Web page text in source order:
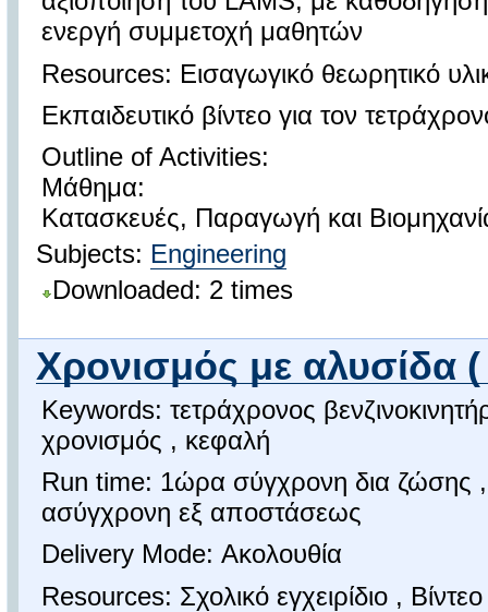
ενεργή συμμετοχή μαθητών
Resources: Εισαγωγικό θεωρητικό
Εκπαιδευτικό βίντεο για τον
Outline of Activities:
Μάθημα:
Κατασκευές, Παραγωγή και
Subjects: Engineering
Downloaded: 2 times
Χρονισμός με αλυσίδα
Keywords: τετράχρονος
χρονισμός , κεφαλή
Run time: 1ώρα σύγχρονη δια ζώσης
ασύγχρονη εξ αποστάσεως
Delivery Mode: Ακολουθία
Resources: Σχολικό εγχειρίδιο ,